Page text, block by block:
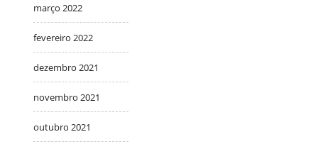
março 2022
fevereiro 2022
dezembro 2021
novembro 2021
outubro 2021